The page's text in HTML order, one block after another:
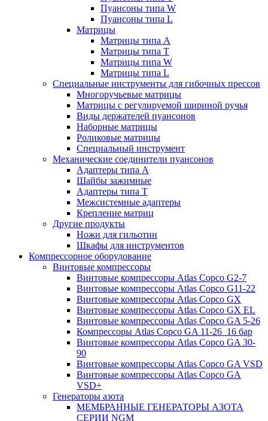
Пуансоны типа W
Пуансоны типа L
Матрицы
Матрицы типа A
Матрицы типа T
Матрицы типа W
Матрицы типа L
Специальные инструменты для гибочных прессов
Многоручьевые матрицы
Матрицы с регулируемой шириной ручья
Виды держателей пуансонов
Наборные матрицы
Роликовые матрицы
Специальный инструмент
Механические соединители пуансонов
Адаптеры типа A
Шайбы зажимные
Адаптеры типа T
Межсистемные адаптеры
Крепление матриц
Другие продукты
Ножи для гильотин
Шкафы для инструментов
Компрессорное оборудование
Винтовые компрессоры
Винтовые компрессоры Atlas Copco G2-7
Винтовые компрессоры Atlas Copco G11-22
Винтовые компрессоры Atlas Copco GX
Винтовые компрессоры Atlas Copco GX EL
Винтовые компрессоры Atlas Copco GA 5-26
Компрессоры Atlas Copco GA 11-26_16 бар
Винтовые компрессоры Atlas Copco GA 30-
90
Винтовые компрессоры Atlas Copco GA VSD
Винтовые компрессоры Atlas Copco GA
VSD+
Генераторы азота
МЕМБРАННЫЕ ГЕНЕРАТОРЫ АЗОТА
СЕРИИ NGM